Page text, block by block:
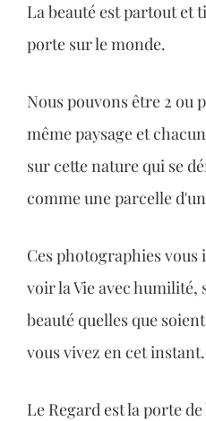
La beauté est partout et
porte sur le monde.
Nous pouvons être 2 ou
même paysage et
sur cette nature qui se
comme une parcelle
Ces photographies
voir la Vie avec
beauté quelles que
vous vivez en cet instant.
Le Regard est la porte